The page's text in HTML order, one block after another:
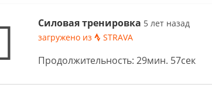
Силовая тренировка 5 лет назад
загружено из
STRAVA
Продолжительность: 29мин. 57сек